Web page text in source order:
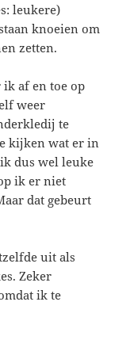
leukere)
knoeien om
zetten.
af en toe op
weer
te
kijken wat er in
dus wel leuke
ik er niet
dat gebeurt
uit als
Zeker
ik te